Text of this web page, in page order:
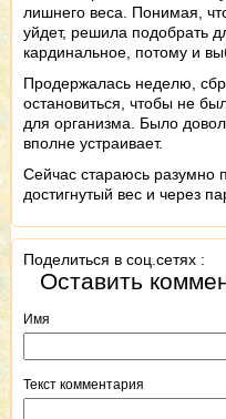
лишнего веса. Понимая,
уйдет, решила подобрать
кардинальное, потому и
Продержалась неделю,
остановиться, чтобы не
для организма. Было
вполне устраивает.
Сейчас стараюсь разумно
достигнутый вес и через
Поделиться в соц.сетях :
Оставить
Имя
Текст комментария